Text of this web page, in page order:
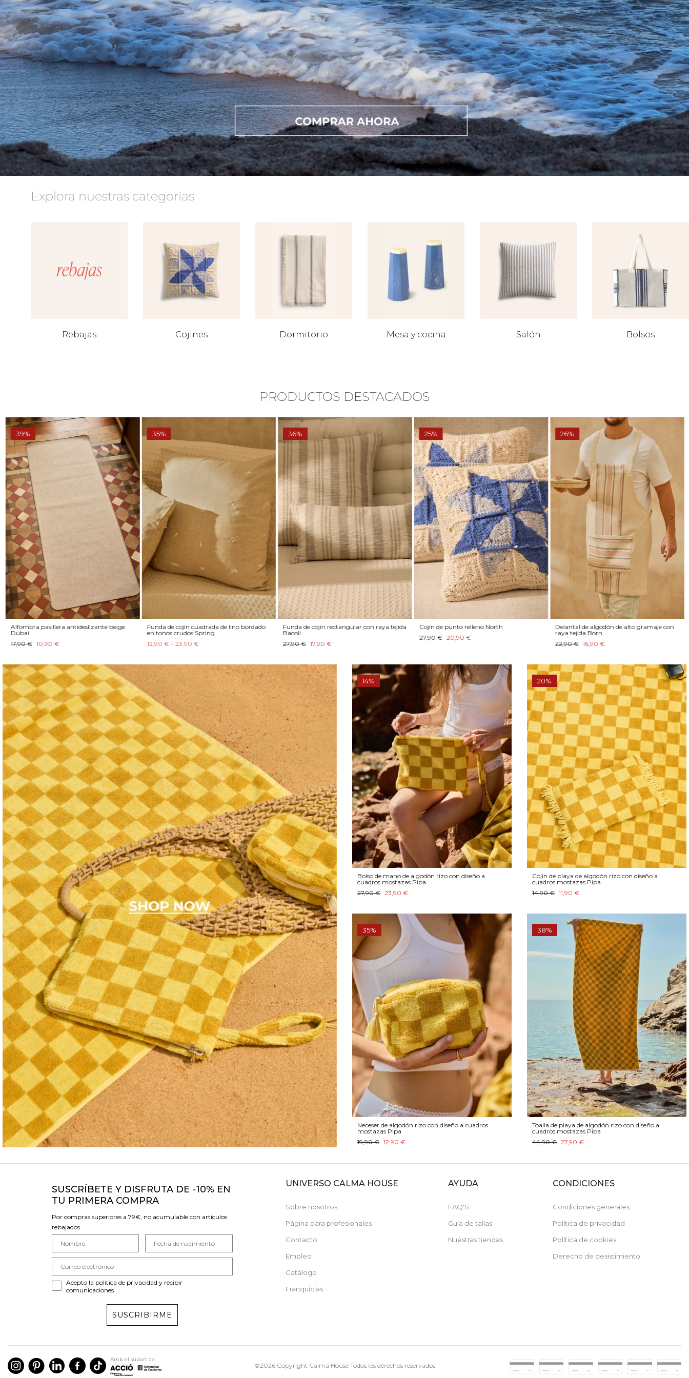
Explora nuestras categorías
Rebajas Cojines Dormitorio Mesa y cocina Salón Bolsos
PRODUCTOS DESTACADOS
39%
Alfombra pasillera antideslizante beige
Dubai
17,90 € 10,90 €
35%
Funda de cojín cuadrada de lino bordado
en tonos crudos Spring
12,90 € – 23,90 €
36%
Funda de cojín rectangular con raya tejida
Bacoli
27,90 € 17,90 €
25%
Cojín de punto relleno North
27,90 €
20,90 €
26%
Delantal de algodón de alto gramaje con
raya tejida Born
22,90 € 16,90 €
14%
Bolso de mano de algodón rizo con diseño a
cuadros mostazas Pipa
27,90 € 23,90 €
20%
Cojín de playa de algodón rizo con diseño a
cuadros mostazas Pipa
14,90 € 11,90 €
35%
Neceser de algodón rizo con diseño a cuadros
mostazas Pipa
19,90 € 12,90 €
38%
Toalla de playa de algodón rizo con diseño a
cuadros mostazas Pipa
44,90 € 27,90 €
SUSCRÍBETE Y DISFRUTA DE -10% EN
TU PRIMERA COMPRA
Por compras superiores a 79€, no acumulable con artículos
rebajados.
Acepto la política de privacidad y recibir
comunicaciones
SUSCRIBIRME
UNIVERSO CALMA HOUSE
Sobre nosotros
Página para profesionales
Contacto
Empleo
Catálogo
Franquicias
AYUDA
FAQ'S
Guía de tallas
Nuestras tiendas
CONDICIONES
Condiciones generales
Política de privacidad
Política de cookies
Derecho de desistimiento
Amb el suport de:
©2026 Copyright Calma House Todos los derechos reservados
Recibe un -10%
Acepto la política de privacidad y comunicaciones